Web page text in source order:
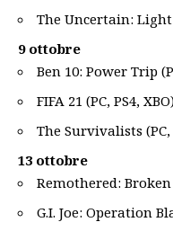
The Uncertain: Light
9 ottobre
Ben 10: Power Trip
FIFA 21 (PC, PS4,
The Survivalists (PC,
13 ottobre
Remothered: Broken
G.I. Joe: Operation